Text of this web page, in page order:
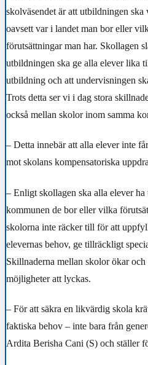
skolväsendet är att utbildningen ska
oavsett var i landet man bor eller
förutsättningar man har. Skollagen
utbildningen ska ge alla elever lika
utbildning och att undervisningen
Trots detta ser vi i dag stora
också mellan skolor inom samma
– Detta innebär att alla elever inte
mot skolans kompensatoriska
– Enligt skollagen ska alla elever
kommunen de bor eller vilka
skolorna inte räcker till för att
elevernas behov, ge tillräckligt
Skillnaderna mellan skolor ökar
möjligheter att lyckas.
– För att säkra en likvärdig skola
faktiska behov – inte bara från
Ardita Berisha Cani (S) och ställer